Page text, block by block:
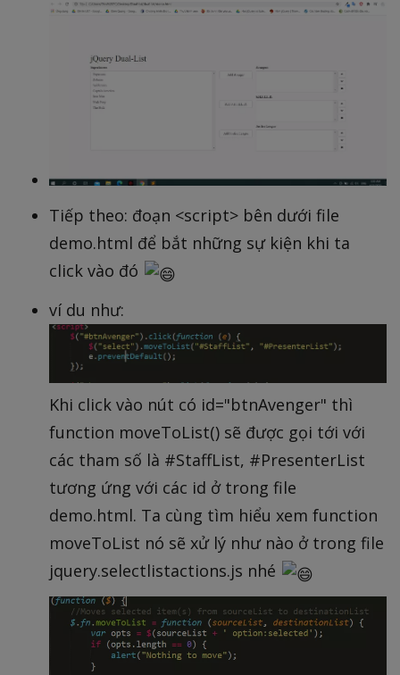
Tiếp theo: đoạn <script> bên dưới file
demo.html để bắt những sự kiện khi ta
click vào đó
ví du như:
Khi click vào nút có id="btnAvenger" thì
function moveToList() sẽ được gọi tới với
các tham số là #StaffList, #PresenterList
tương ứng với các id ở trong file
demo.html. Ta cùng tìm hiểu xem function
moveToList nó sẽ xử lý như nào ở trong file
jquery.selectlistactions.js nhé